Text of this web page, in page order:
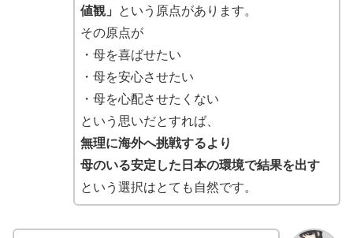
値観」
という原点があります。
その原点が
・母を喜ばせたい
・母を安心させたい
・母を心配させたくない
という思いだとすれば、
無理に海外へ挑戦するより
母のいる安定した日本の環境で結果を出す
という選択はとても自然です。